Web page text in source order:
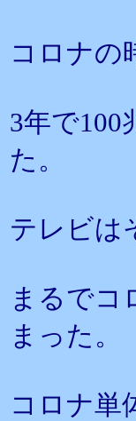
コロナの
3年で100
た。
テレビは
まるでコ
まった。
コロナ単